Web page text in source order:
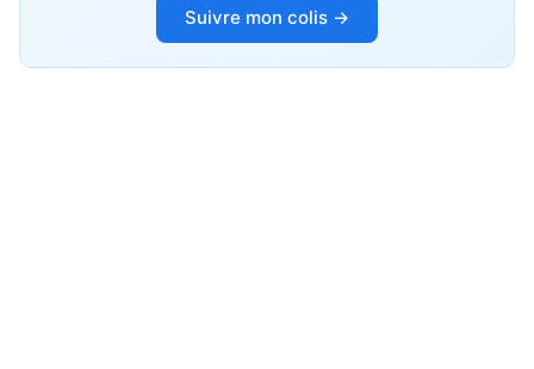
Suivre mon colis →